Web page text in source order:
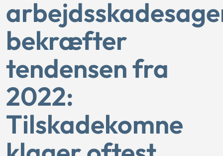
bekræfter
tendensen fra
2022:
Tilskadekomne